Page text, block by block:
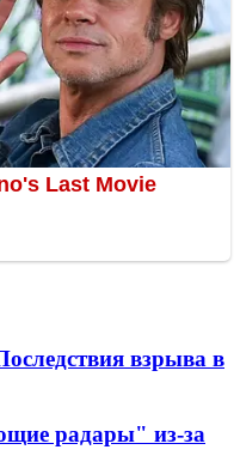
взрыва в
радары" из-за